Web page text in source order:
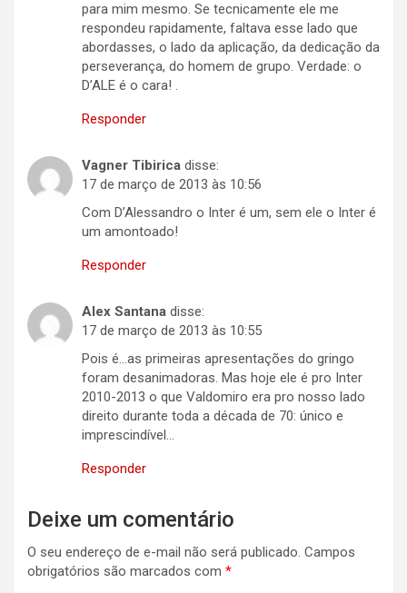
para mim mesmo. Se tecnicamente ele me
respondeu rapidamente, faltava esse lado que
abordasses, o lado da aplicação, da dedicação da
perseverança, do homem de grupo. Verdade: o
D’ALE é o cara! .
Responder
Vagner Tibirica disse:
17 de março de 2013 às 10:56
Com D’Alessandro o Inter é um, sem ele o Inter é
um amontoado!
Responder
Alex Santana disse:
17 de março de 2013 às 10:55
Pois é…as primeiras apresentações do gringo
foram desanimadoras. Mas hoje ele é pro Inter
2010-2013 o que Valdomiro era pro nosso lado
direito durante toda a década de 70: único e
imprescindível…
Responder
Deixe um comentário
O seu endereço de e-mail não será publicado. Campos
obrigatórios são marcados com *